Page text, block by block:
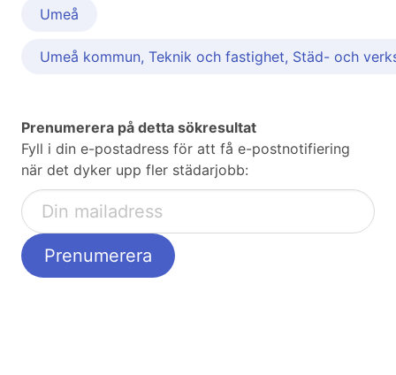
Umeå
Umeå kommun, Teknik och fastighet, Städ- och
Prenumerera på detta sökresultat
Fyll i din e-postadress för att få e-postnotifiering
när det dyker upp fler städarjobb: